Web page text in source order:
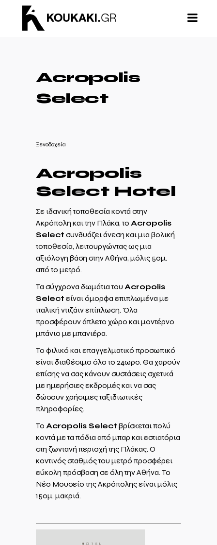
Acropolis
Select
Ξενοδοχεία
Acropolis
Select Hotel
Σε ιδανική τοποθεσία κοντά στην
Ακρόπολη και την Πλάκα, το Acropolis
Select συνδυάζει άνεση και μια βολική
τοποθεσία, λειτουργώντας ως μια
αξιόλογη βάση στην Αθήνα, μόλις 50μ.
από το μετρό.
Τα σύγχρονα δωμάτια του Acropolis
Select είναι όμορφα επιπλωμένα με
ιταλική ντιζάιν επίπλωση. Όλα
προσφέρουν άπλετο χώρο και μοντέρνο
μπάνιο με μπανιέρα.
Το φιλικό και επαγγελματικό προσωπικό
είναι διαθέσιμο όλο το 24ωρο. Θα χαρούν
επίσης να σας κάνουν συστάσεις σχετικά
με ημερήσιες εκδρομές και να σας
δώσουν χρήσιμες ταξιδιωτικές
πληροφορίες.
Το Acropolis Select βρίσκεται πολύ
κοντά με τα πόδια από μπαρ και εστιατόρια
στη ζωντανή περιοχή της Πλάκας. Ο
κοντινός σταθμός του μετρό προσφέρει
εύκολη πρόσβαση σε όλη την Αθήνα. Το
Νέο Μουσείο της Ακρόπολης είναι μόλις
150μ. μακριά.